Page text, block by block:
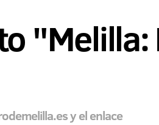
"Melilla:
y el enlace